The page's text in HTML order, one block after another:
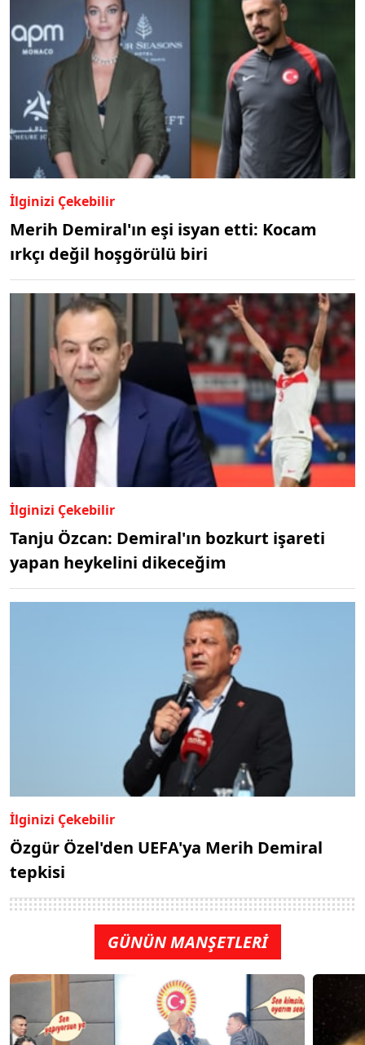
İlginizi Çekebilir
Merih Demiral'ın eşi isyan etti: Kocam
ırkçı değil hoşgörülü biri
İlginizi Çekebilir
Tanju Özcan: Demiral'ın bozkurt işareti
yapan heykelini dikeceğim
İlginizi Çekebilir
Özgür Özel'den UEFA'ya Merih Demiral
tepkisi
GÜNÜN MANŞETLERİ